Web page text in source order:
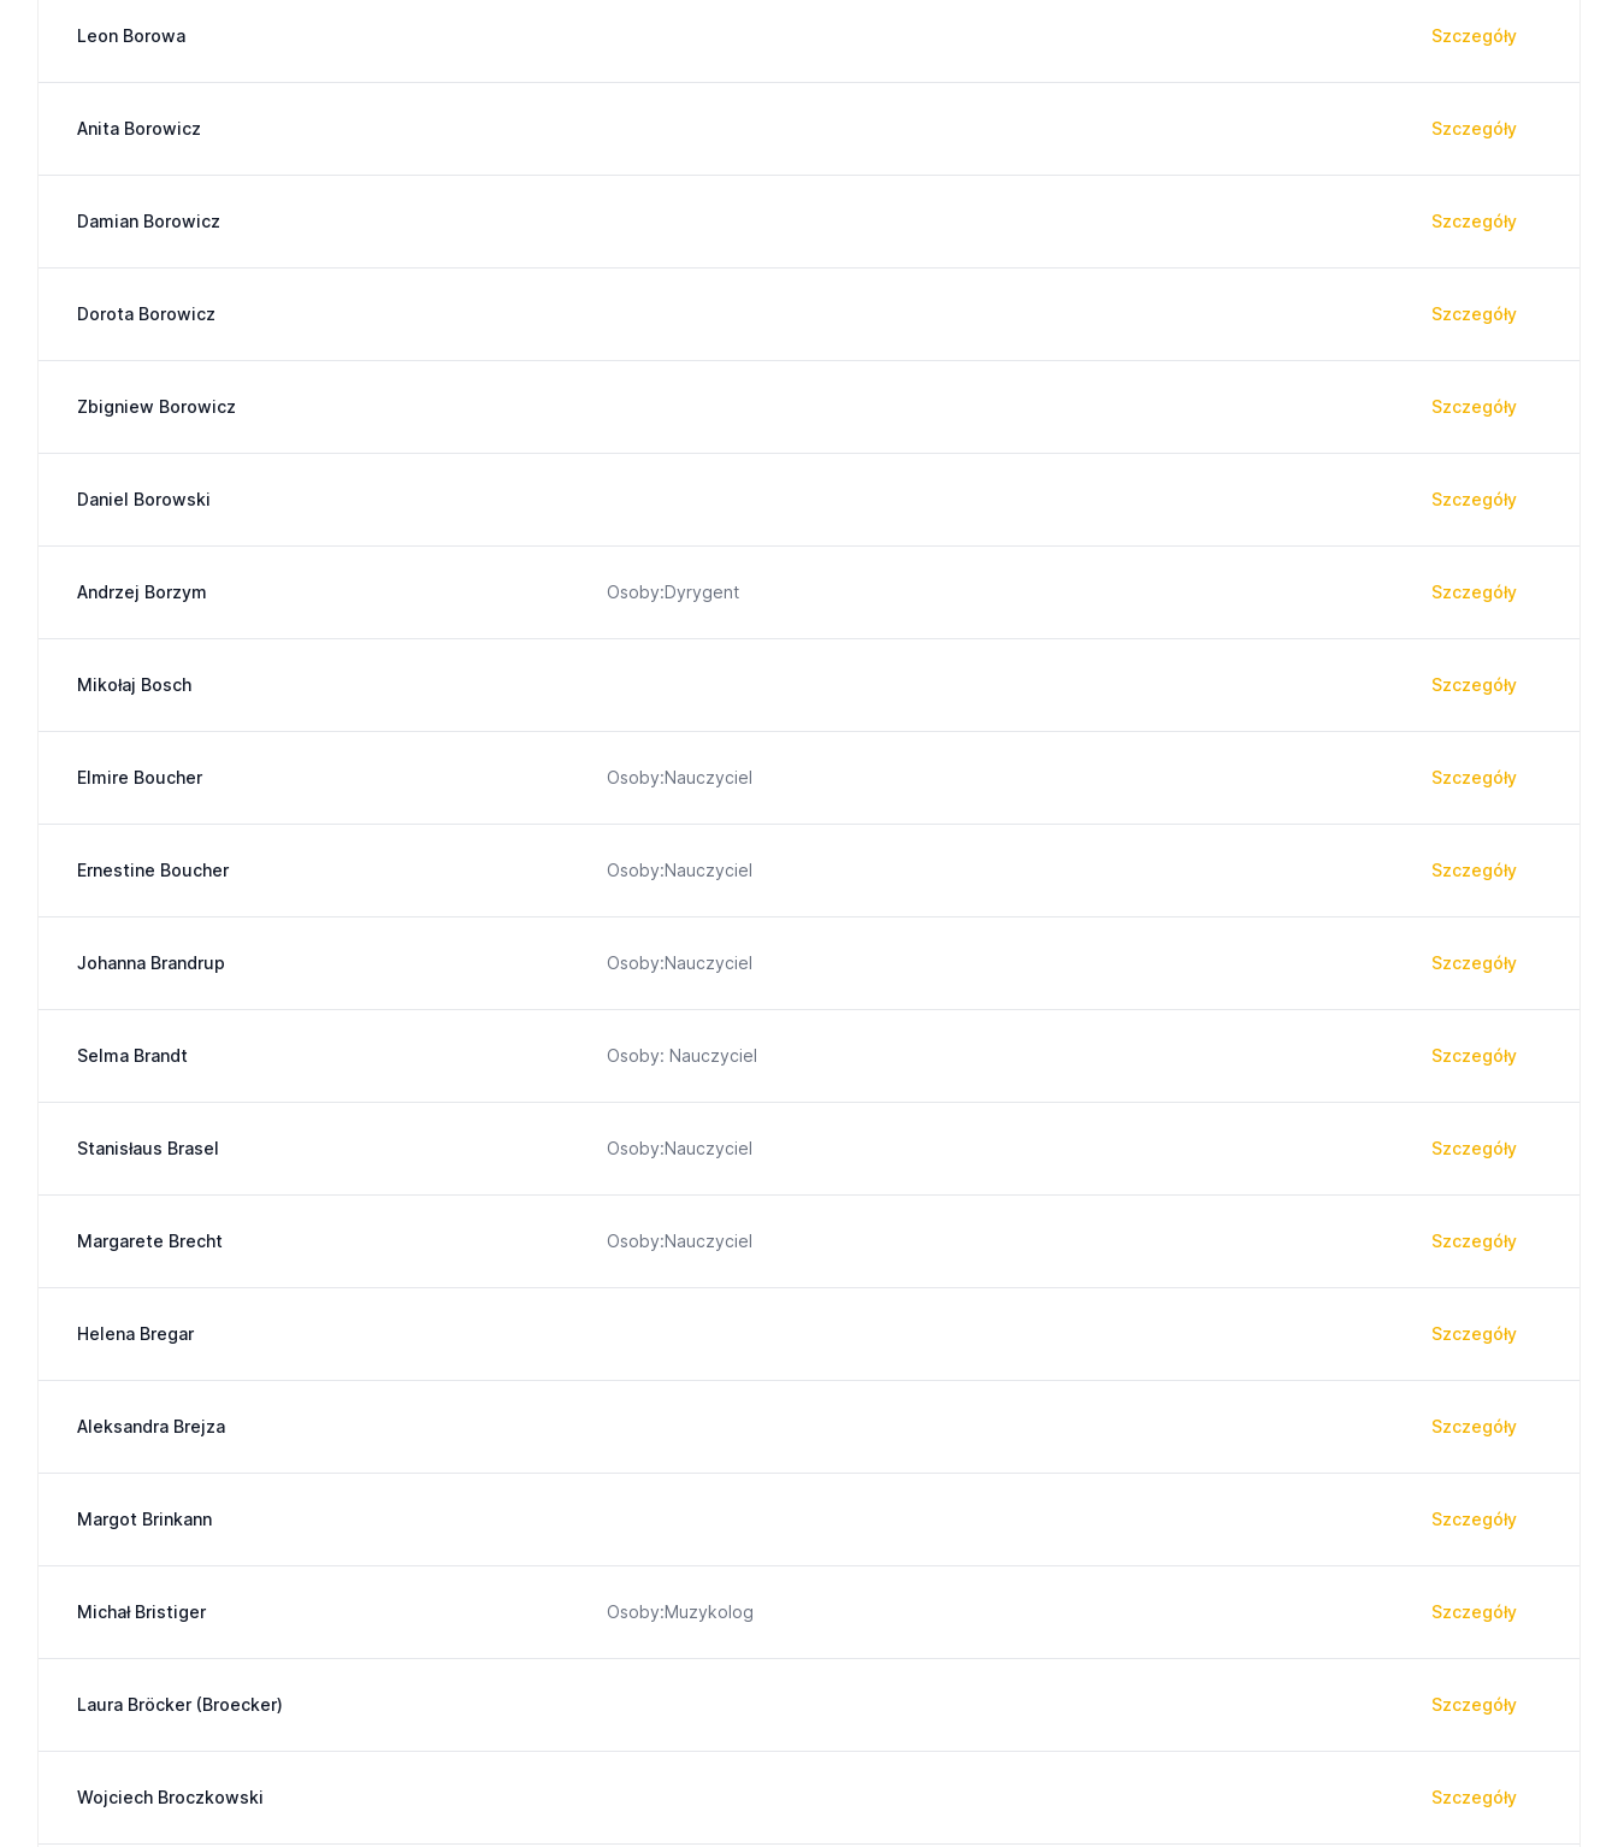
Leon Borowa Szczegóły
Anita Borowicz Szczegóły
Damian Borowicz Szczegóły
Dorota Borowicz Szczegóły
Zbigniew Borowicz Szczegóły
Daniel Borowski Szczegóły
Andrzej Borzym Osoby:Dyrygent Szczegóły
Mikołaj Bosch Szczegóły
Elmire Boucher Osoby:Nauczyciel Szczegóły
Ernestine Boucher Osoby:Nauczyciel Szczegóły
Johanna Brandrup Osoby:Nauczyciel Szczegóły
Selma Brandt Osoby: Nauczyciel Szczegóły
Stanisłaus Brasel Osoby:Nauczyciel Szczegóły
Margarete Brecht Osoby:Nauczyciel Szczegóły
Helena Bregar Szczegóły
Aleksandra Brejza Szczegóły
Margot Brinkann Szczegóły
Michał Bristiger Osoby:Muzykolog Szczegóły
Laura Bröcker (Broecker) Szczegóły
Wojciech Broczkowski Szczegóły